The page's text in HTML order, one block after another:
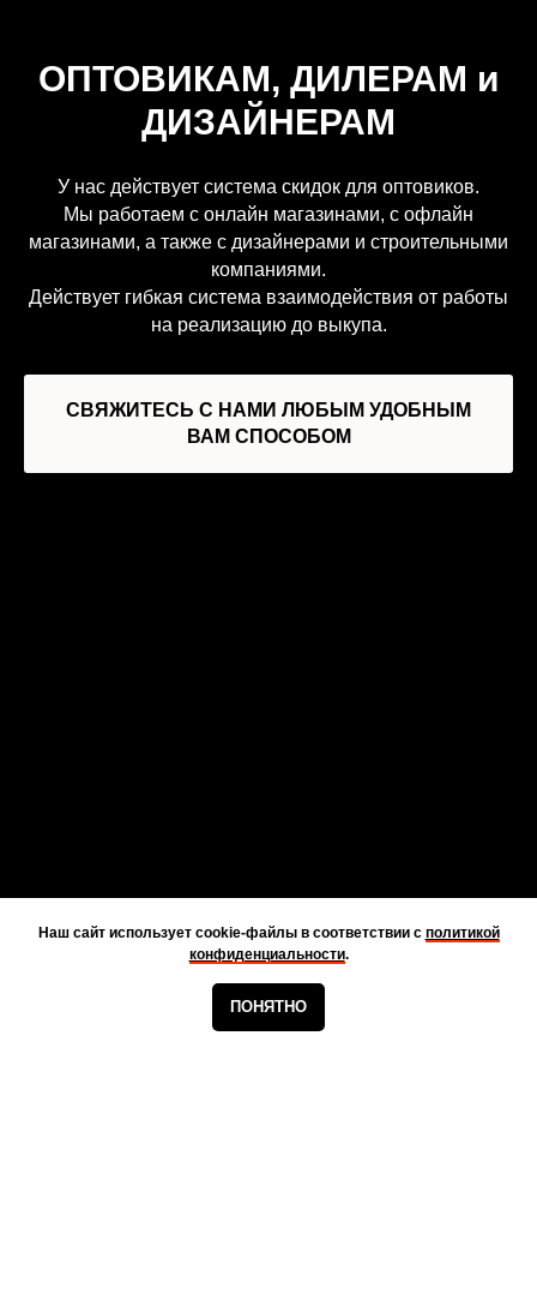
Наш сайт использует cookie-файлы в соответствии с политикой
конфиденциальности.
ПОНЯТНО
ОПТОВИКАМ, ДИЛЕРАМ и
ДИЗАЙНЕРАМ
У нас действует система скидок для оптовиков.
Мы работаем с онлайн магазинами, с офлайн
магазинами, а также с дизайнерами и строительными
компаниями.
Действует гибкая система взаимодействия от работы
на реализацию до выкупа.
СВЯЖИТЕСЬ С НАМИ ЛЮБЫМ УДОБНЫМ
ВАМ СПОСОБОМ
КАТАЛОГ КОНТАКТЫ